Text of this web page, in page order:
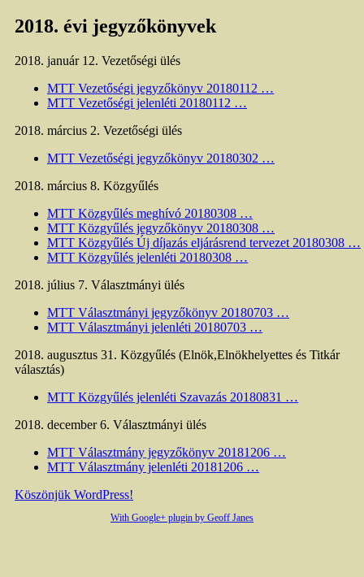
2018. évi jegyzőkönyvek
2018. január 12. Vezetőségi ülés
MTT Vezetőségi jegyzőkönyv 20180112 …
MTT Vezetőségi jelenléti 20180112 …
2018. március 2. Vezetőségi ülés
MTT Vezetőségi jegyzőkönyv 20180302 …
2018. március 8. Közgyűlés
MTT Közgyűlés meghívó 20180308 …
MTT Közgyűlés jegyzőkönyv 20180308 …
MTT Közgyűlés Új díjazás eljárásrend tervezet 20180308 …
MTT Közgyűlés jelenléti 20180308 …
2018. július 7. Választmányi ülés
MTT Választmányi jegyzőkönyv 20180703 …
MTT Választmányi jelenléti 20180703 …
2018. augusztus 31. Közgyűlés (Elnök,Elnökhelyettes és Titkár
választás)
MTT Közgyűlés jelenléti Szavazás 20180831 …
2018. december 6. Választmányi ülés
MTT Választmány jegyzőkönyv 20181206 …
MTT Választmány jelenléti 20181206 …
Köszönjük WordPress!
With Google+ plugin by Geoff Janes